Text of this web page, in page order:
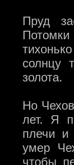
Пруд
солнцу
золота.
Но
лет. Я
плечи и
умер
чтобы